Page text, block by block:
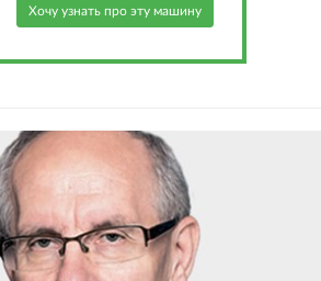
Хочу узнать про эту машину